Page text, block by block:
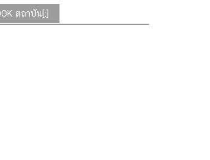
สถาบัน[:]